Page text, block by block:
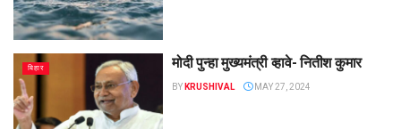
बिहार मोदी पुन्हा मुख्यमंत्री व्हावे- नितीश कुमार
BY KRUSHIVAL MAY 27, 2024